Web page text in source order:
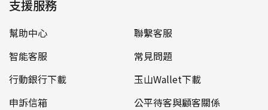
支援服務
幫助中心
聯繫客服
智能客服
常見問題
行動銀行下載
玉山Wallet下載
申訴信箱
公平待客與顧客關係